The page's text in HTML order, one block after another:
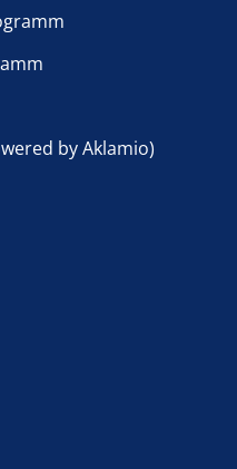
by Aklamio)